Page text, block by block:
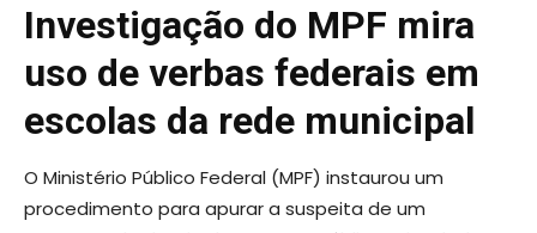
Investigação do MPF mira
uso de verbas federais em
escolas da rede municipal
O Ministério Público Federal (MPF) instaurou um
procedimento para apurar a suspeita de um